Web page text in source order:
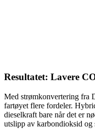
Resultatet: Lavere
Med strømkonvertering fra
fartøyet flere fordeler.
dieselkraft bare når det er
utslipp av karbondioksid og